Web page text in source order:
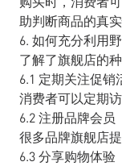
助判断商品的真实
6. 如何充分利用
了解了旗舰店的
6.1 定期关注促销
消费者可以定期
6.2 注册品牌会员
很多品牌旗舰店
6.3 分享购物体验